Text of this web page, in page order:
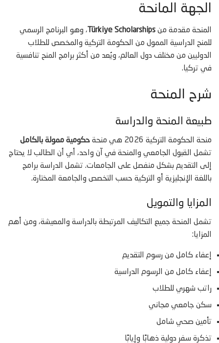
الجهة المانحة
المنحة مقدمة من Türkiye Scholarships ، وهو البرنامج الرسمي
للمنح الدراسية الممول من الحكومة التركية والمخصص للطلاب
الدوليين من مختلف دول العالم، ويُعد من أكثر برامج المنح تنافسية
في تركيا.
شرح المنحة
طبيعة المنحة والدراسة
منحة الحكومة التركية 2026 هي منحة
حكومية ممولة بالكامل
تشمل القبول الجامعي والمنحة في آن واحد، أي أن الطالب لا يحتاج
إلى التقديم بشكل منفصل على الجامعات. تشمل الدراسة برامج
باللغة الإنجليزية أو التركية حسب التخصص والجامعة المختارة.
المزايا والتمويل
تشمل المنحة جميع التكاليف المرتبطة بالدراسة والمعيشة، ومن أهم
المزايا:
إعفاء كامل من رسوم التقديم
إعفاء كامل من الرسوم الدراسية
راتب شهري للطلاب
سكن جامعي مجاني
تأمين صحي شامل
تذكرة سفر دولية ذهابًا وإيابًا